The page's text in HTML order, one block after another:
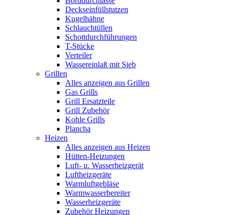
Deckseinfüllstutzen
Kugelhähne
Schlauchtüllen
Schottdurchführungen
T-Stücke
Verteiler
Wassereinlaß mit Sieb
Grillen
Alles anzeigen aus Grillen
Gas Grills
Grill Ersatzteile
Grill Zubehör
Kohle Grills
Plancha
Heizen
Alles anzeigen aus Heizen
Hütten-Heizungen
Luft- u. Wasserheizgerät
Luftheizgeräte
Warmluftgebläse
Warmwasserbereiter
Wasserheizgeräte
Zubehör Heizungen